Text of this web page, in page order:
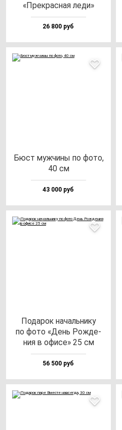
«Прек­рас­ная ле­ди»
26 800 руб
Бюст муж­чи­ны по фо­то,
40 см
43 000 руб
Пода­рок на­чаль­ни­ку
по фо­то «День Рож­де­
ния в офи­се» 25 см
56 500 руб